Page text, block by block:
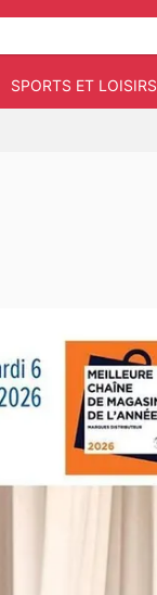
SPORTS ET LOISIRS